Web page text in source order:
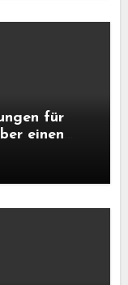
für
einen